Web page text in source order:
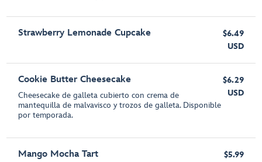
Strawberry Lemonade Cupcake
$6.49
USD
Cookie Butter Cheesecake
Cheesecake de galleta cubierto con crema de
mantequilla de malvavisco y trozos de galleta. Disponible
por temporada.
$6.29
USD
Mango Mocha Tart
$5.99